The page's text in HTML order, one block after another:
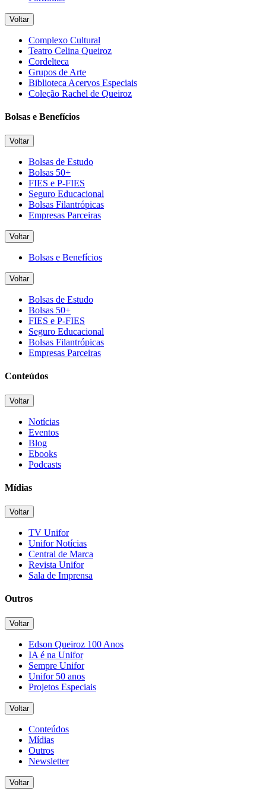
Voltar
Complexo Cultural
Teatro Celina Queiroz
Cordelteca
Grupos de Arte
Biblioteca Acervos Especiais
Coleção Rachel de Queiroz
Bolsas e Benefícios
Voltar
Bolsas de Estudo
Bolsas 50+
FIES e P-FIES
Seguro Educacional
Bolsas Filantrópicas
Empresas Parceiras
Voltar
Bolsas e Benefícios
Voltar
Bolsas de Estudo
Bolsas 50+
FIES e P-FIES
Seguro Educacional
Bolsas Filantrópicas
Empresas Parceiras
Conteúdos
Voltar
Notícias
Eventos
Blog
Ebooks
Podcasts
Mídias
Voltar
TV Unifor
Unifor Notícias
Central de Marca
Revista Unifor
Sala de Imprensa
Outros
Voltar
Edson Queiroz 100 Anos
IA é na Unifor
Sempre Unifor
Unifor 50 anos
Projetos Especiais
Voltar
Conteúdos
Mídias
Outros
Newsletter
Voltar